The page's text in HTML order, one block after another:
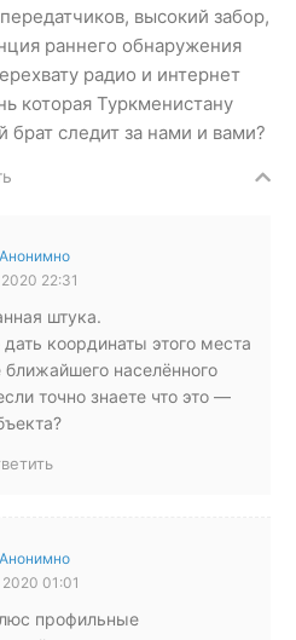
высокий забор,
раннего обнаружения
радио и интернет
которая Туркменистану
следит за нами и вами?
Анонимно
22:31
штука.
координаты этого места
ближайшего населённого
точно знаете что это —
Анонимно
01:01
профильные